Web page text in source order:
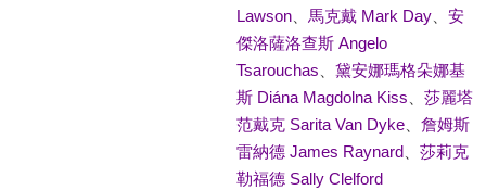
Lawson、 馬克戴 Mark Day、 安
傑洛薩洛查斯 Angelo
Tsarouchas
黛安娜瑪格朵娜基
斯 Diána Magdolna Kiss
莎麗塔
范戴克 Sarita Van Dyke、 詹姆斯
雷納德 James Raynard、 莎莉克
勒福德 Sally Clelford